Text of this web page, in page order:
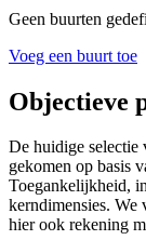
Geen buurten
Voeg een buurt toe
Objectieve
De huidige selectie
gekomen op basis
Toegankelijkheid,
kerndimensies. We
hier ook rekening